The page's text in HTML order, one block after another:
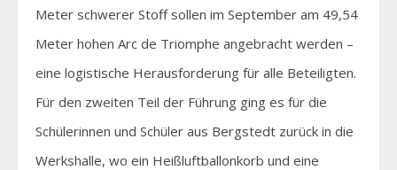
Meter schwerer Stoff sollen im September am 49,54
Meter hohen Arc de Triomphe angebracht werden –
eine logistische Herausforderung für alle Beteiligten.
Für den zweiten Teil der Führung ging es für die
Schülerinnen und Schüler aus Bergstedt zurück in die
Werkshalle, wo ein Heißluftballonkorb und eine